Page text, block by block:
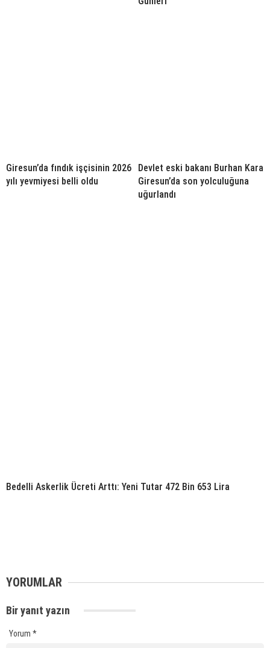
Giresun’da fındık işçisinin 2026
yılı yevmiyesi belli oldu
Devlet eski bakanı Burhan Kara
Giresun’da son yolculuğuna
uğurlandı
Bedelli Askerlik Ücreti Arttı: Yeni Tutar 472 Bin 653 Lira
YORUMLAR
Bir yanıt yazın
Yorum *